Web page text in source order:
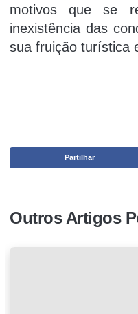
motivos que se
inexistência das
sua fruição turística
Partilhar
Outros Artigos